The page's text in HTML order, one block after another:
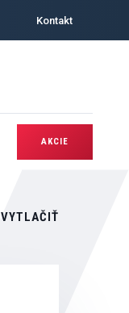
Kontakt
AKCIE
VYTLAČIŤ